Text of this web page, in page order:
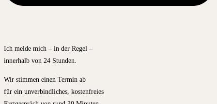
Ich melde mich – in der Regel –
innerhalb von 24 Stunden.
Wir stimmen einen Termin ab
für ein unverbindliches, kostenfreies